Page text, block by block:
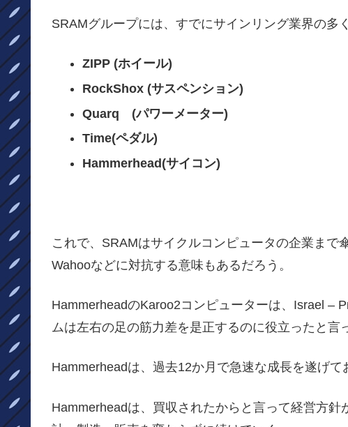
SRAMグループには、すでにサインリング業界の多
ZIPP (ホイール)
RockShox (サスペンション)
Quarq (パワーメーター)
Time(ペダル)
Hammerhead(サイコン)
これで、SRAMはサイクルコンピュータの企業まで
Wahooなどに対抗する意味もあるだろう。
HammerheadのKaroo2コンピューターは、Israel –
ムは左右の足の筋力差を是正するのに役立ったと言
Hammerheadは、過去12か月で急速な成長を遂げて
Hammerheadは、買収されたからと言って経営方